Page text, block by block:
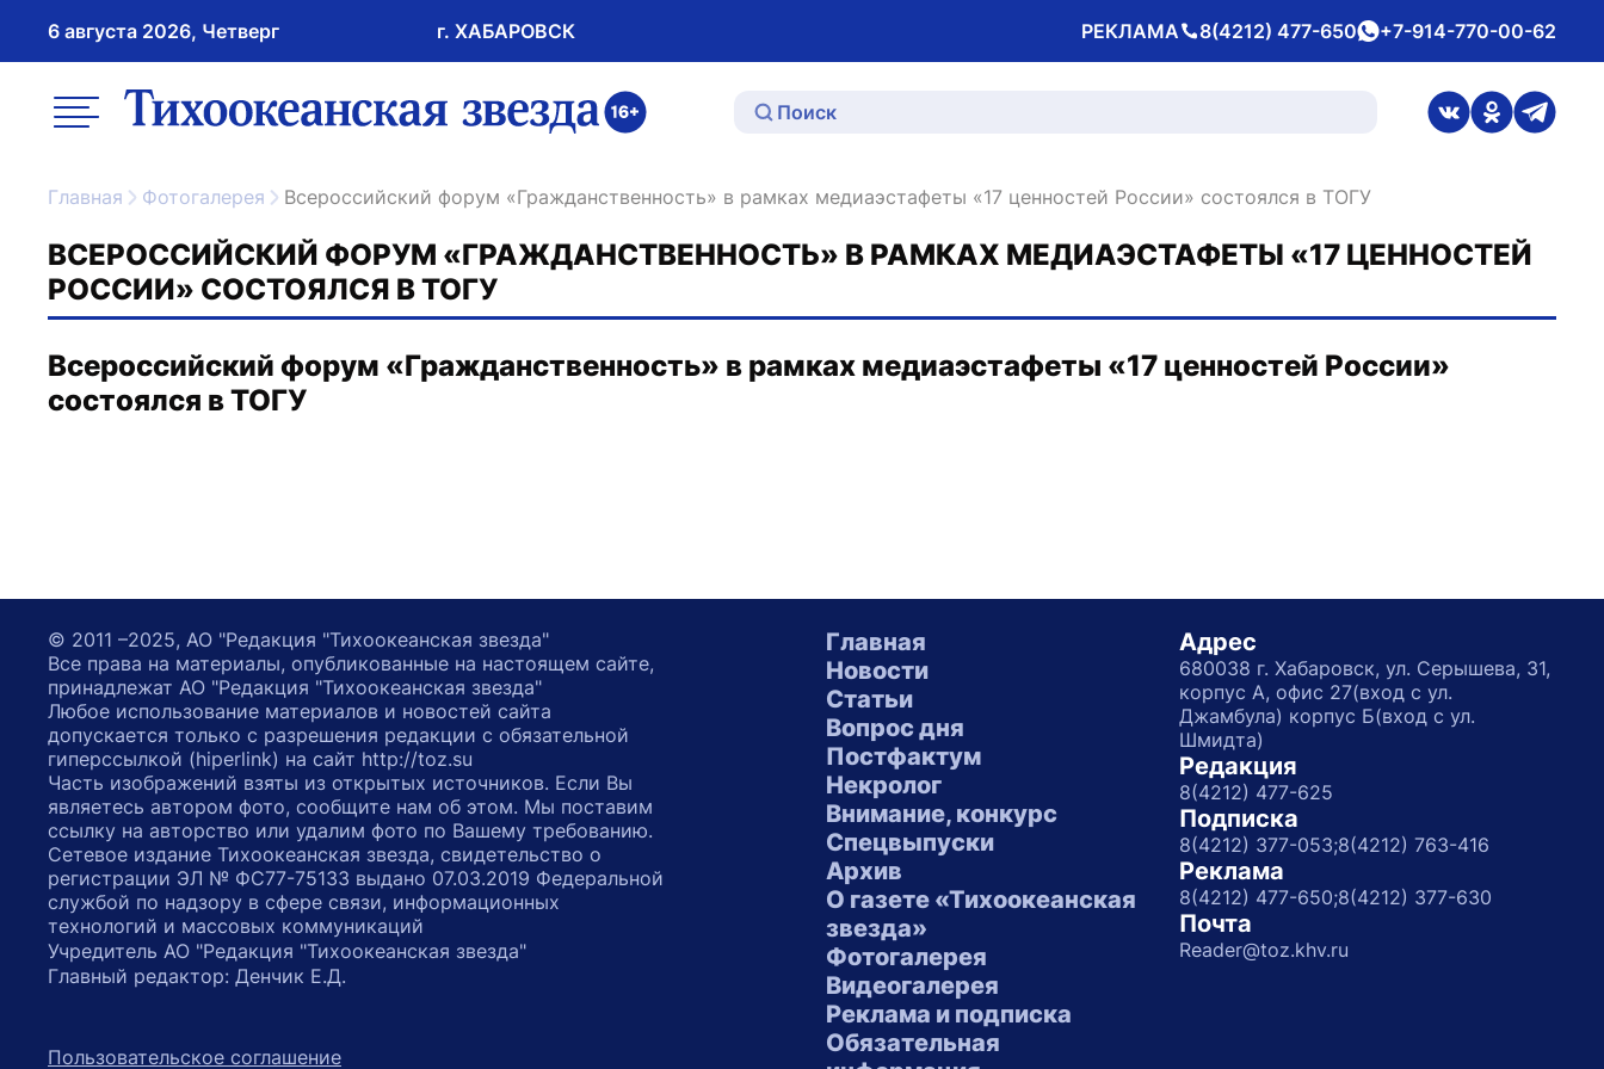
6 августа 2026, Четверг г. ХАБАРОВСК РЕКЛАМА
Телефон 8(4212) 477-650whatsApp
+7-914-770-00-62
меню ссылка на главную
ссылка на
ссылка на
Главная Фотогалерея Всероссийский форум «Гражданственность» в рамках медиаэстафеты «17 ценностей России» состоялся в ТОГУ
ВСЕРОССИЙСКИЙ ФОРУМ «ГРАЖДАНСТВЕННОСТЬ» В РАМКАХ МЕДИАЭСТАФЕТЫ «17 ЦЕННОСТЕЙ
РОССИИ» СОСТОЯЛСЯ В ТОГУ
Всероссийский форум «Гражданственность» в рамках медиаэстафеты «17 ценностей России»
состоялся в ТОГУ
Главная
Новости
Статьи
Вопрос дня
Постфактум
Некролог
Внимание, конкурс
Спецвыпуски
Архив
О газете «Тихоокеанская
звезда»
Фотогалерея
Видеогалерея
Реклама и подписка
Обязательная
Адрес
680038 г. Хабаровск, ул. Серышева, 31,
корпус А, офис 27(вход с ул.
Джамбула) корпус Б(вход с ул.
Шмидта)
Редакция
8(4212) 477-625
Подписка
8(4212) 377-053;8(4212) 763-416
Реклама
8(4212) 477-650;8(4212) 377-630
Почта
Reader@toz.khv.ru
© 2011 –2025, АО "Редакция "Тихоокеанская звезда"
Все права на материалы, опубликованные на настоящем сайте,
принадлежат АО "Редакция "Тихоокеанская звезда"
Любое использование материалов и новостей сайта
допускается только с разрешения редакции с обязательной
гиперссылкой (hiperlink) на сайт http://toz.su
Часть изображений взяты из открытых источников. Если Вы
являетесь автором фото, сообщите нам об этом. Мы поставим
ссылку на авторство или удалим фото по Вашему требованию.
Сетевое издание Тихоокеанская звезда, свидетельство о
регистрации ЭЛ № ФС77-75133 выдано 07.03.2019 Федеральной
службой по надзору в сфере связи, информационных
технологий и массовых коммуникаций
Учредитель АО "Редакция "Тихоокеанская звезда"
Главный редактор: Денчик Е.Д.
Пользовательское соглашение